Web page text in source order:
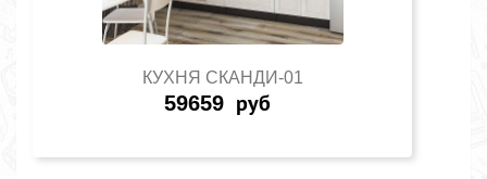
КУХНЯ СКАНДИ-01
59659 руб